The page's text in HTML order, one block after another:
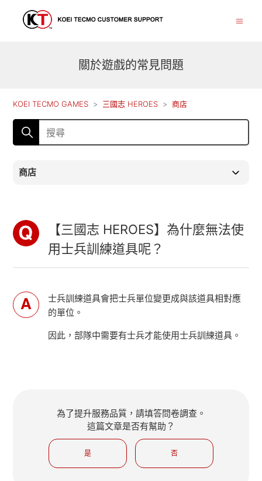
關於遊戲的常見問題
KOEI TECMO GAMES 三國志 HEROES 商店
商店
【三國志 HEROES】為什麼無法使
用士兵訓練道具呢？
士兵訓練道具會把士兵單位變更成與該道具相對應
的單位。
因此，部隊中需要有士兵才能使用士兵訓練道具。
為了提升服務品質，請填答問卷調查。
這篇文章是否有幫助？
是 否